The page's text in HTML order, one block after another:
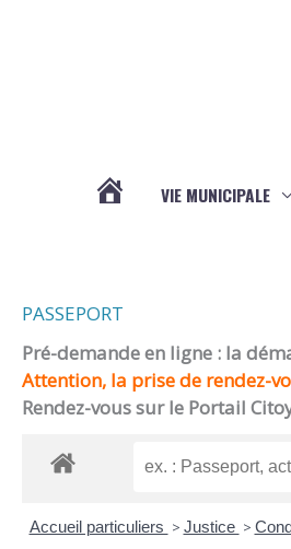
VIE MUNICIPALE
PASSEPORT
Pré-demande en ligne : la
Attention, la prise de rendez-
Rendez-vous sur le Portail
Accueil particuliers > Justice >